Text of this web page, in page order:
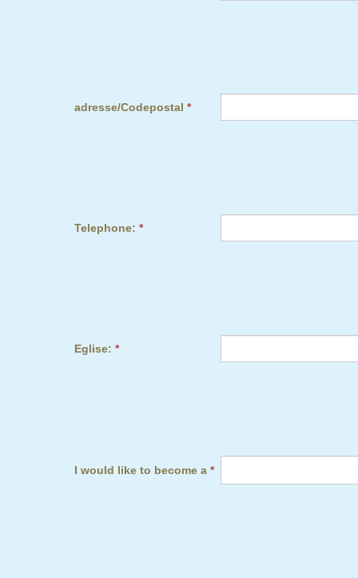
adresse/Codepostal *
Telephone: *
Eglise: *
I would like to become a *